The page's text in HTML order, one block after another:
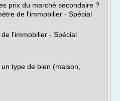
prix du marché secondaire ?
de l'immobilier - Spécial
l'immobilier - Spécial
type de bien (maison,